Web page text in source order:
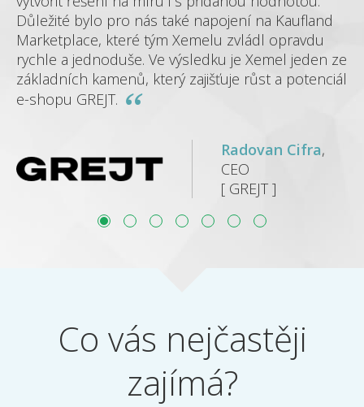
Důležité bylo pro nás také napojení na Kaufland
Marketplace, které tým Xemelu zvládl opravdu
rychle a jednoduše. Ve výsledku je Xemel jeden ze
základních kamenů, který zajišťuje růst a potenciál
e-shopu GREJT.
Radovan Cifra,
CEO
[ GREJT ]
Co vás nejčastěji
zajímá?